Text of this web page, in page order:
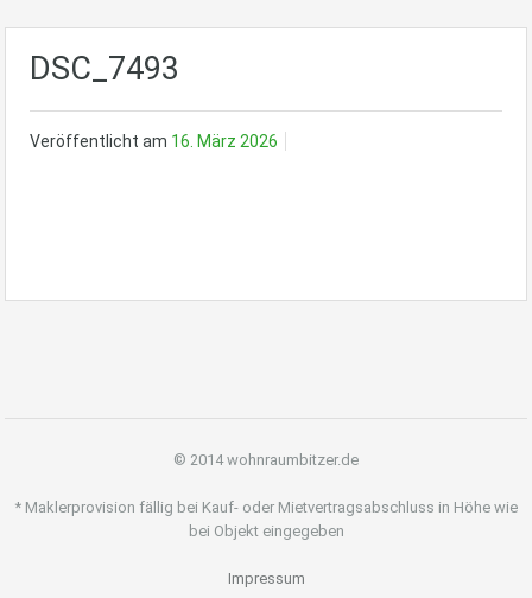
DSC_7493
Veröffentlicht am 16. März 2026
© 2014 wohnraumbitzer.de
* Maklerprovision fällig bei Kauf- oder Mietvertragsabschluss in Höhe wie
bei Objekt eingegeben
Impressum